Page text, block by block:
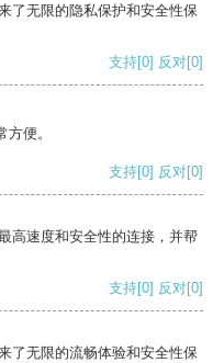
了无限的隐私保护和安全性保
支持[0] 反对[0]
便。
支持[0] 反对[0]
高速度和安全性的连接，并帮
支持[0] 反对[0]
了无限的流畅体验和安全性保